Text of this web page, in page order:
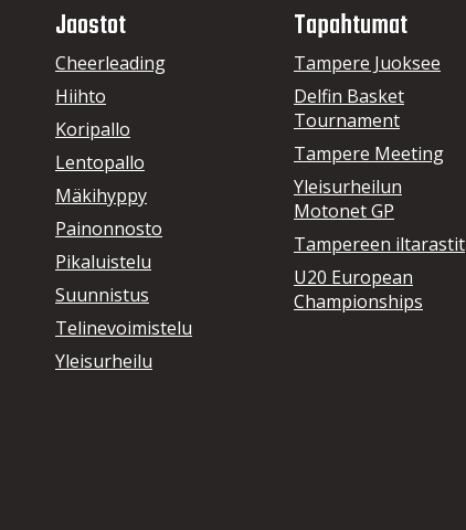
Jaostot
Cheerleading
Hiihto
Koripallo
Lentopallo
Mäkihyppy
Painonnosto
Pikaluistelu
Suunnistus
Telinevoimistelu
Yleisurheilu
Tapahtumat
Tampere Juoksee
Delfin Basket
Tournament
Tampere Meeting
Yleisurheilun
Motonet GP
Tampereen iltarastit
U20 European
Championships